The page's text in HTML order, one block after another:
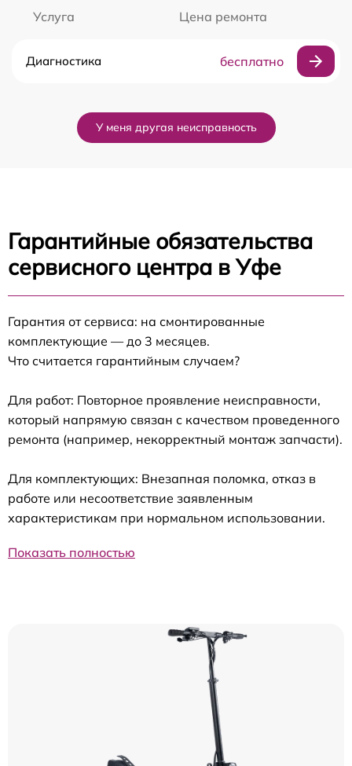
Услуга Цена ремонта
Диагностика бесплатно
У меня другая неисправность
Гарантийные обязательства
сервисного центра в Уфе
Гарантия от сервиса: на смонтированные
комплектующие — до 3 месяцев.
Что считается гарантийным случаем?
Для работ: Повторное проявление неисправности,
который напрямую связан с качеством проведенного
ремонта (например, некорректный монтаж запчасти).
Для комплектующих: Внезапная поломка, отказ в
работе или несоответствие заявленным
характеристикам при нормальном использовании.
Показать полностью